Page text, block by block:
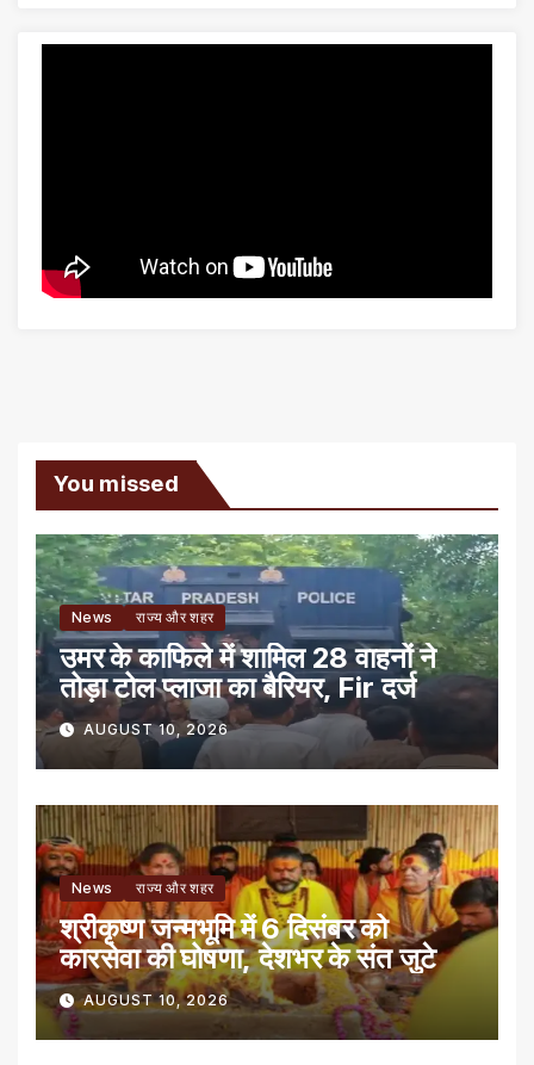
You missed
News राज्य और शहर
उमर के काफिले में शामिल 28 वाहनों ने
तोड़ा टोल प्लाजा का बैरियर, Fir दर्ज
AUGUST 10, 2026
News राज्य और शहर
श्रीकृष्ण जन्मभूमि में 6 दिसंबर को
कारसेवा की घोषणा, देशभर के संत जुटे
AUGUST 10, 2026